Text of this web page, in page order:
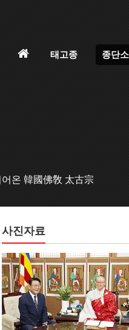
홈
태고종 종단
온 韓國佛敎 太古宗
사진자료